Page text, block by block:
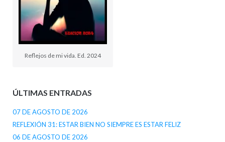
Reflejos de mi vida. Ed. 2024
ÚLTIMAS ENTRADAS
07 DE AGOSTO DE 2026
REFLEXIÓN 31: ESTAR BIEN NO SIEMPRE ES ESTAR FELIZ
06 DE AGOSTO DE 2026